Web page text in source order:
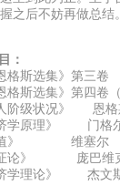
之后不妨再做总结
：
格斯选集》第三卷
格斯选集》第四卷
阶级状况》 恩格
济学原理》 门格
值》 维塞尔
证论》 庞巴维
济学理论》 杰文